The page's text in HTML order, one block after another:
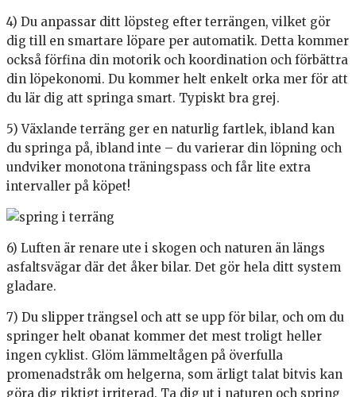
4) Du anpassar ditt löpsteg efter terrängen, vilket gör
dig till en smartare löpare per automatik. Detta kommer
också förfina din motorik och koordination och förbättra
din löpekonomi. Du kommer helt enkelt orka mer för att
du lär dig att springa smart. Typiskt bra grej.
5) Växlande terräng ger en naturlig fartlek, ibland kan
du springa på, ibland inte – du varierar din löpning och
undviker monotona träningspass och får lite extra
intervaller på köpet!
6) Luften är renare ute i skogen och naturen än längs
asfaltsvägar där det åker bilar. Det gör hela ditt system
gladare.
7) Du slipper trängsel och att se upp för bilar, och om du
springer helt obanat kommer det mest troligt heller
ingen cyklist. Glöm lämmeltågen på överfulla
promenadstråk om helgerna, som ärligt talat bitvis kan
göra dig riktigt irriterad. Ta dig ut i naturen och spring